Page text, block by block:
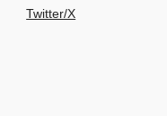
Twitter/X